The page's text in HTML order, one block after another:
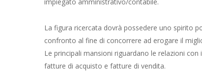
La figura ricercata dovrà possedere uno spirito
confronto al fine di concorrere ad erogare il
Le principali mansioni riguardano le relazioni
fatture di acquisto e fatture di vendita.